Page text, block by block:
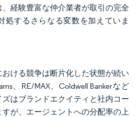
経験豊富な仲介業者が取引の完全
処するさらなる変数を加えていま
ける競争は断片化した状態が続い
、RE/MAX、Coldwell Bankerなど
はブランドエクイティと社内コー
が、エージェントへの分配率の上